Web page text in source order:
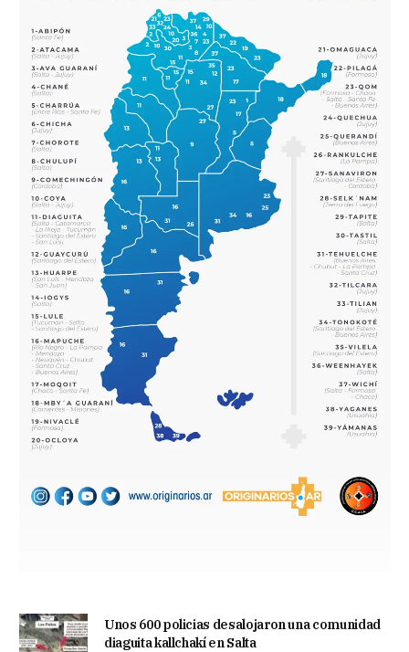
Unos 600 policias desalojaron una comunidad
diaguita kallchakí en Salta